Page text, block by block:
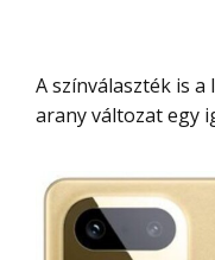
A színválaszték is a látványosabb irányt követi és az
arany változat egy